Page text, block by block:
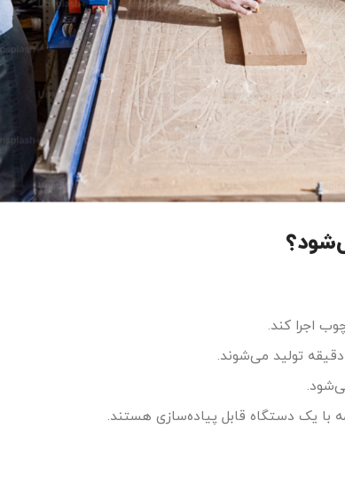
تولید می‌شوند.
با یک دستگاه قابل پیاده‌سازی هستند.